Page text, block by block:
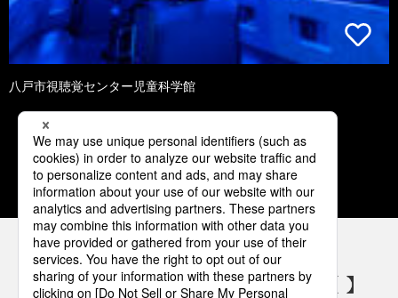
八戸市視聴覚センター児童科学館
1 2 3 4 5
パナソニックの電気設備 SNSアカウント